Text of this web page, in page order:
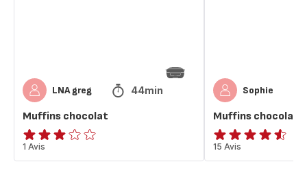
LNA greg 44min
Muffins chocolat
Avis
3
1 Avis
Sophie
Muffins chocolat
ratings.4.5
15 Avis